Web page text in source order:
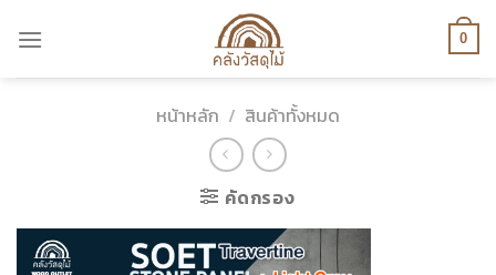
0
หน้าหลัก / สินค้าทั้งหมด
คัดกรอง